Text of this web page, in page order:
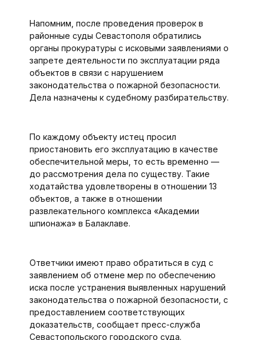
Напомним, после проведения проверок в
районные суды Севастополя обратились
органы прокуратуры с исковыми заявлениями о
запрете деятельности по эксплуатации ряда
объектов в связи с нарушением
законодательства о пожарной безопасности.
Дела назначены к судебному разбирательству.
По каждому объекту истец просил
приостановить его эксплуатацию в качестве
обеспечительной меры, то есть временно —
до рассмотрения дела по существу. Такие
ходатайства удовлетворены в отношении 13
объектов, а также в отношении
развлекательного комплекса «Академии
шпионажа» в Балаклаве.
Ответчики имеют право обратиться в суд с
заявлением об отмене мер по обеспечению
иска после устранения выявленных нарушений
законодательства о пожарной безопасности, с
предоставлением соответствующих
доказательств, сообщает пресс-служба
Севастопольского городского суда.